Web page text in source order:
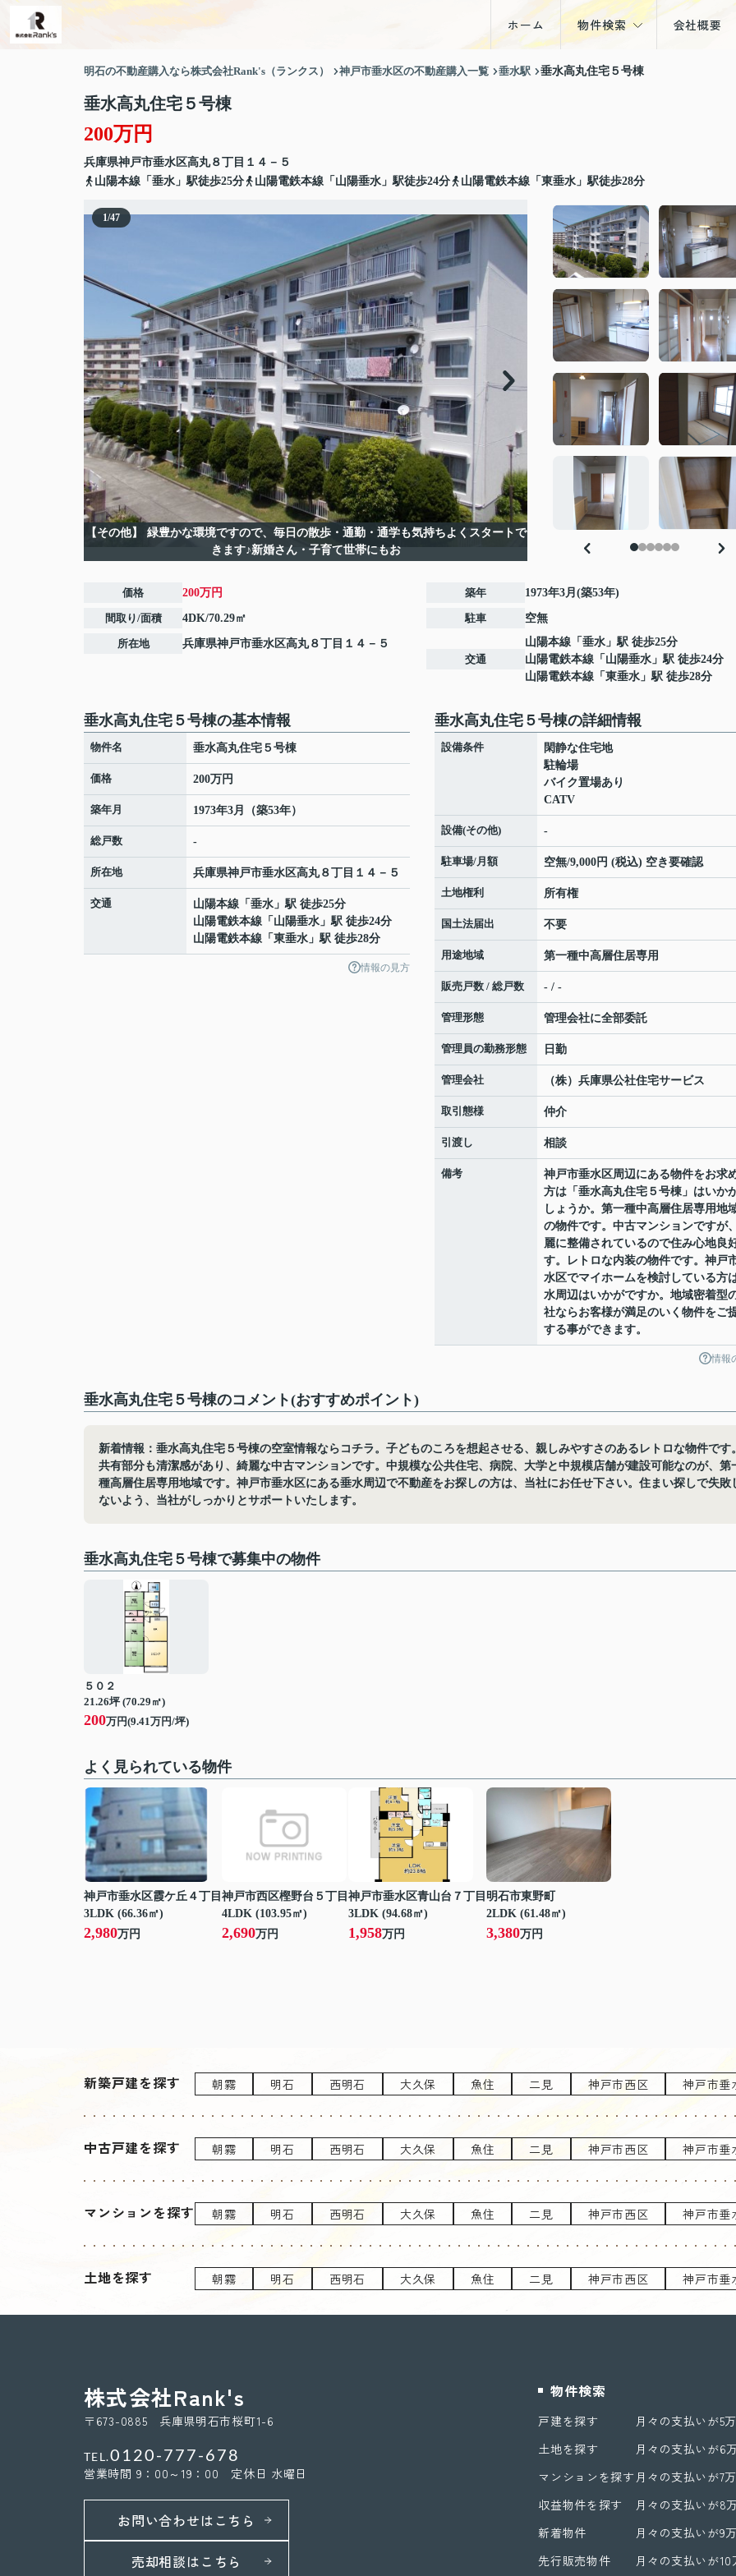
ホーム 物件検索 会社概要
明石の不動産購入なら株式会社Rank's（ランクス） 神戸市垂水区の不動産購入一覧 垂水駅 垂水高丸住宅５号棟
垂水高丸住宅５号棟
200万円
兵庫県神戸市垂水区高丸８丁目１４－５
山陽本線「垂水」駅徒歩25分
山陽電鉄本線「山陽垂水」駅徒歩24分 山陽電鉄本線「東垂水」駅徒歩28分
1/47
【その他】
緑豊かな環境ですので、毎日の散歩・通勤・通学も気持ちよくスタートで
きます♪新婚さん・子育て世帯にもお
価格 200万円
間取り/面積 4DK/70.29㎡
所在地 兵庫県神戸市垂水区高丸８丁目１４－５
築年 1973年3月(築53年)
駐車 空無
交通
山陽本線 「 垂水 」駅 徒歩25分
山陽電鉄本線 「 山陽垂水 」駅 徒歩24分
山陽電鉄本線 「 東垂水 」駅 徒歩28分
垂水高丸住宅５号棟の基本情報
物件名 垂水高丸住宅５号棟
価格 200万円
築年月 1973年3月（築53年）
総戸数 -
所在地 兵庫県神戸市垂水区高丸８丁目１４－５
交通 山陽本線 「 垂水 」駅 徒歩25分
山陽電鉄本線 「 山陽垂水 」駅 徒歩24分
山陽電鉄本線 「 東垂水 」駅 徒歩28分
情報の見方
垂水高丸住宅５号棟の詳細情報
設備条件
閑静な住宅地
駐輪場
バイク置場あり
CATV
設備(その他) -
駐車場/月額 空無/9,000円 (税込) 空き要確認
土地権利 所有権
国土法届出 不要
用途地域 第一種中高層住居専用
販売戸数 / 総戸数 - / -
管理形態 管理会社に全部委託
管理員の勤務形態 日勤
管理会社 （株）兵庫県公社住宅サービス
取引態様 仲介
引渡し 相談
備考
神戸市垂水区周辺にある物件をお求
方は「垂水高丸住宅５号棟」はいか
しょうか。第一種中高層住居専用地
の物件です。中古マンションですが
麗に整備されているので住み心地良
す。レトロな内装の物件です。神戸
水区でマイホームを検討している方
水周辺はいかがですか。地域密着型
社ならお客様が満足のいく物件をご
する事ができます。
情報
垂水高丸住宅５号棟のコメント(おすすめポイント)
新着情報：垂水高丸住宅５号棟の空室情報ならコチラ。子どものころを想起させる、親しみやすさのあるレトロな物件です
共有部分も清潔感があり、綺麗な中古マンションです。中規模な公共住宅、病院、大学と中規模店舗が建設可能なのが、第
種高層住居専用地域です。神戸市垂水区にある垂水周辺で不動産をお探しの方は、当社にお任せ下さい。住まい探しで失敗
ないよう、当社がしっかりとサポートいたします。
垂水高丸住宅５号棟で募集中の物件
５０２
21.26坪 (70.29㎡)
200万円(9.41万円/坪)
よく見られている物件
神戸市垂水区霞ケ丘４丁目
3LDK (66.36㎡)
2,980万円
神戸市西区樫野台５丁目
4LDK (103.95㎡)
2,690万円
神戸市垂水区青山台７丁目
3LDK (94.68㎡)
1,958万円
明石市東野町
2LDK (61.48㎡)
3,380万円
新築戸建を探す 朝霧 明石 西明石 大久保 魚住 二見 神戸市西区 神戸市垂
中古戸建を探す 朝霧 明石 西明石 大久保 魚住 二見 神戸市西区 神戸市垂
マンションを探す 朝霧 明石 西明石 大久保 魚住 二見 神戸市西区 神戸市垂
土地を探す 朝霧 明石 西明石 大久保 魚住 二見 神戸市西区 神戸市垂
株式会社Rank's
〒673-0885 兵庫県明石市桜町1-6
TEL.0120-777-678
営業時間 9：00～19：00 定休日 水曜日
お問い合わせはこちら
売却相談はこちら
物件検索
戸建を探す
土地を探す
マンションを探す
収益物件を探す
新着物件
先行販売物件
月々の支払いが5
月々の支払いが6
月々の支払いが7
月々の支払いが8
月々の支払いが9
月々の支払いが